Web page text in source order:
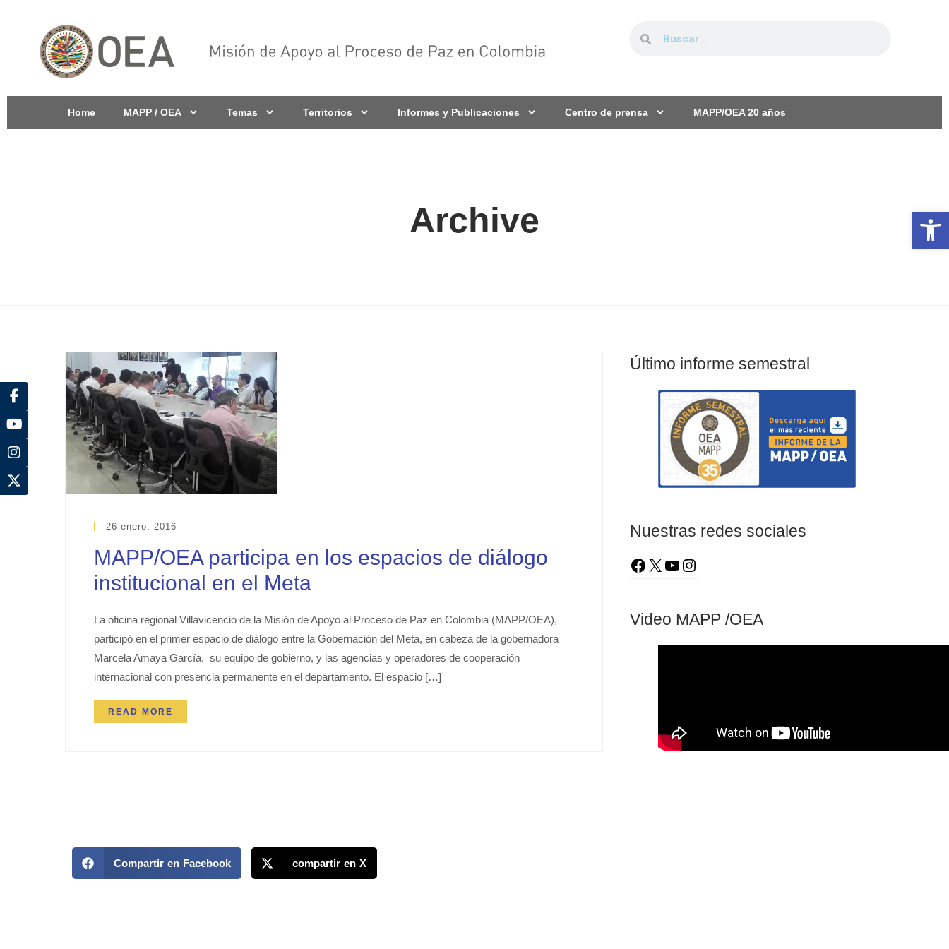
Home MAPP / OEA Temas Territorios Informes y Publicaciones Centro de prensa MAPP/OEA 20 años
Archive
26 enero, 2016
MAPP/OEA participa en los espacios de diálogo
institucional en el Meta
La oficina regional Villavicencio de la Misión de Apoyo al Proceso de Paz en Colombia (MAPP/OEA),
participó en el primer espacio de diálogo entre la Gobernación del Meta, en cabeza de la gobernadora
Marcela Amaya García, su equipo de gobierno, y las agencias y operadores de cooperación
internacional con presencia permanente en el departamento. El espacio […]
READ MORE
Último informe semestral
Nuestras redes sociales
Video MAPP /OEA
Compartir en Facebook compartir en X